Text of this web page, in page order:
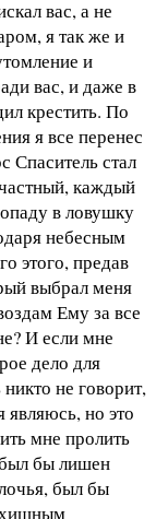
вас, а не
я так же и
и
вас, и даже в
крестить. По
я все перенес
Спаситель стал
каждый
в ловушку
небесным
этого, предав
выбрал меня
Ему за все
И если мне
дело для
не говорит,
являюсь, но это
мне пролить
бы лишен
был бы
хищным